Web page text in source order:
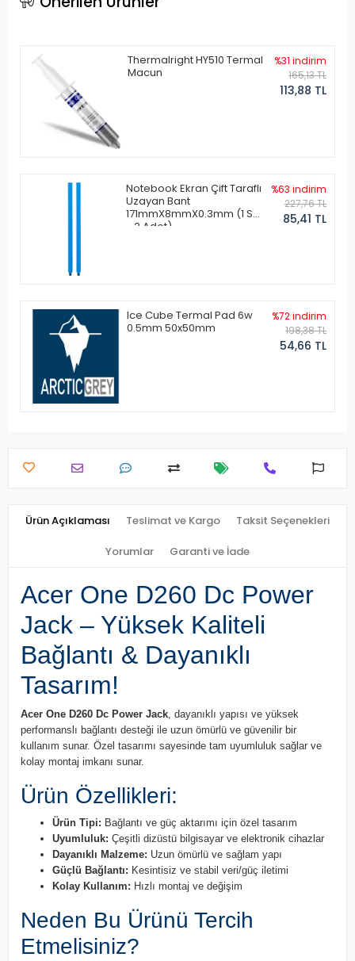
Thermalright HY510 Termal
Macun
%31 indirim
165,13 TL
113,88 TL
Notebook Ekran Çift Taraflı
Uzayan Bant
171mmX8mmX0.3mm (1 Set
- 2 Adet)
%63 indirim
227,76 TL
85,41 TL
Ice Cube Termal Pad 6w
0.5mm 50x50mm
%72 indirim
198,38 TL
54,66 TL
Ürün Açıklaması Teslimat ve Kargo Taksit Seçenekleri
Yorumlar Garanti ve İade
Acer One D260 Dc Power
Jack – Yüksek Kaliteli
Bağlantı & Dayanıklı
Tasarım!
Acer One D260 Dc Power Jack, dayanıklı yapısı ve yüksek
performanslı bağlantı desteği ile uzun ömürlü ve güvenilir bir
kullanım sunar. Özel tasarımı sayesinde tam uyumluluk sağlar ve
kolay montaj imkanı sunar.
Ürün Özellikleri:
Ürün Tipi: Bağlantı ve güç aktarımı için özel tasarım
Uyumluluk: Çeşitli dizüstü bilgisayar ve elektronik cihazlar
Dayanıklı Malzeme: Uzun ömürlü ve sağlam yapı
Güçlü Bağlantı: Kesintisiz ve stabil veri/güç iletimi
Kolay Kullanım: Hızlı montaj ve değişim
Neden Bu Ürünü Tercih
Etmelisiniz?